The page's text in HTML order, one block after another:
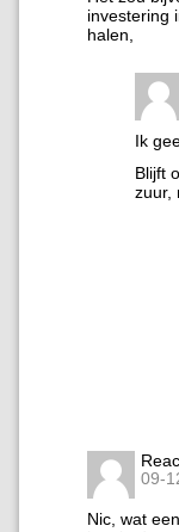
investering
halen,
Ik
Blijft
zuur,
09-
Nic, wat